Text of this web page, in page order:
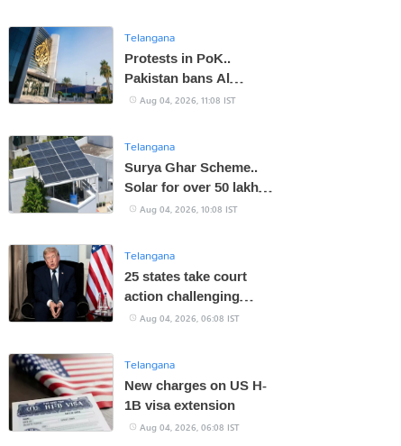
Telangana
Protests in PoK..
Pakistan bans Al
Jazeera
Aug 04, 2026, 11:08 IST
Telangana
Surya Ghar Scheme..
Solar for over 50 lakh
homes
Aug 04, 2026, 10:08 IST
Telangana
25 states take court
action challenging
Trump tariffs
Aug 04, 2026, 06:08 IST
Telangana
New charges on US H-
1B visa extension
Aug 04, 2026, 06:08 IST